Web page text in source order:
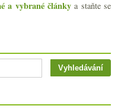
a vybrané články a staňte se